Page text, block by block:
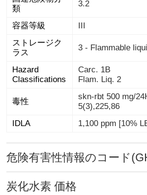
類
3.2
容器等級
ストレージク
ラス
3 - Flammable
Hazard
Classifications
Carc. 1B
Flam. Liq. 2
毒性
skn-rbt 500 mg/
5(3),225,86
IDLA
1,100 ppm [10%
危険有害性情報のコード
炭化水素 価格